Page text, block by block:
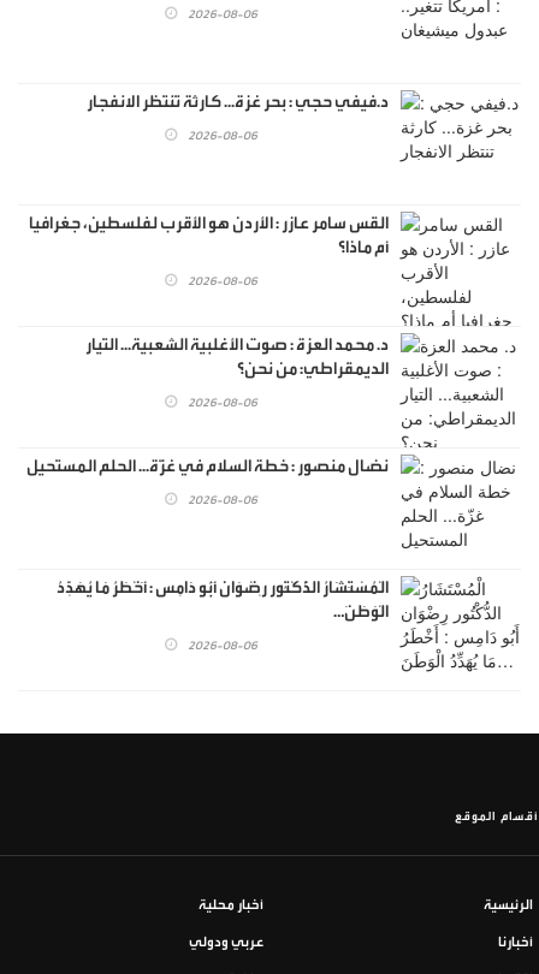
2026-08-06
د.فيفي حجي : بحر غزة... كارثة تنتظر الانفجار
2026-08-06
القس سامر عازر : الأردن هو الأقرب لفلسطين، جغرافيا
أم ماذا؟
2026-08-06
د. محمد العزة : صوت الأغلبية الشعبية... التيار
الديمقراطي: من نحن؟
2026-08-06
نضال منصور : خطة السلام في غزّة... الحلم المستحيل
2026-08-06
الْمُسْتَشَارُ الدُّكْتُور رِضْوَان أَبُو دَامِس : أَخْطَرُ مَا يُهَدِّدُ
الْوَطَنَ…
2026-08-06
أقسام الموقع
الرئيسية أخبار محلية
أخبارنا عربي ودولي